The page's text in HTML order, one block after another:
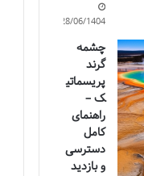
28/06/1404
چشمه
گرند
پریسماتی
ک –
راهنمای
کامل
دسترسی
و بازدید